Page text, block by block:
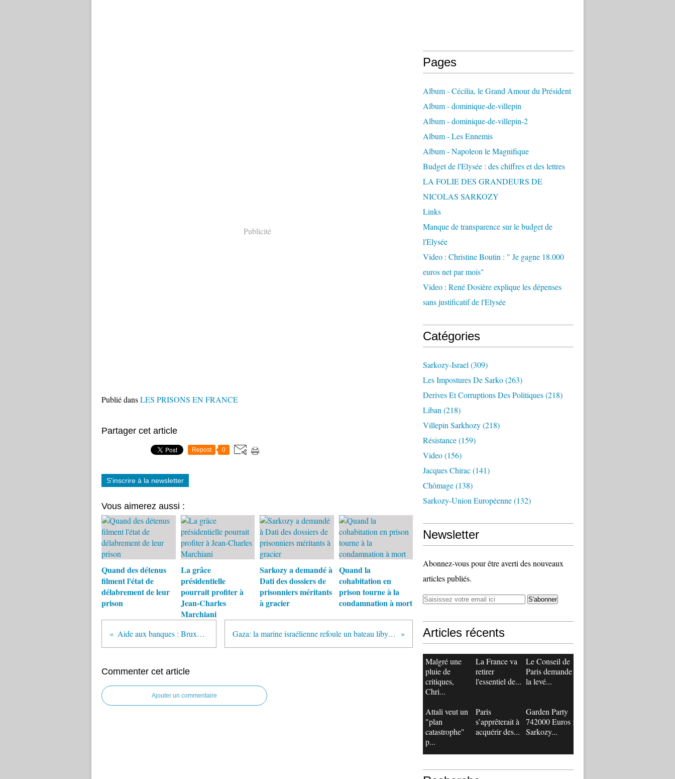
Publicité
Publié dansLES PRISONS EN FRANCE
Partager cet article
Repost 0
S'inscrire à la newsletter
Vous aimerez aussi :
Quand des détenus
filment l'état de
délabrement de leur
prison
La grâce
présidentielle
pourrait profiter à
Jean-Charles
Marchiani
Sarkozy a demandé à
Dati des dossiers de
prisonniers méritants
à gracier
Quand la
cohabitation en
prison tourne à la
condamnation à mort
Aide aux banques : Bruxelles affronte Paris Gaza: la marine israélienne refoule un bateau libyen chargé d'aide humanitaire
Commenter cet article
Ajouter un commentaire
Pages
Album - Cécilia, le Grand Amour du Président
Album - dominique-de-villepin
Album - dominique-de-villepin-2
Album - Les Ennemis
Album - Napoleon le Magnifique
Budget de l'Elysée : des chiffres et des lettres
LA FOLIE DES GRANDEURS DE
NICOLAS SARKOZY
Links
Manque de transparence sur le budget de
l'Elysée
Video : Christine Boutin : " Je gagne 18.000
euros net par mois"
Video : René Dosière explique les dépenses
sans justificatif de l'Elysée
Catégories
Sarkozy-Israel (309)
Les Impostures De Sarko(263)
Derives Et Corruptions Des Politiques(218)
Liban (218)
Villepin Sarkhozy(218)
Résistance(159)
Video(156)
Jacques Chirac(141)
Chômage(138)
Sarkozy-Union Européenne(132)
Newsletter
Abonnez-vous pour être averti des nouveaux
articles publiés.
Articles récents
Malgré une
pluie de
critiques,
Chri...
La France va
retirer
l'essentiel de...
Le Conseil de
Paris demande
la levé...
Attali veut un
"plan
catastrophe"
p...
Paris
s’apprêterait à
acquérir des...
Garden Party
742000 Euros :
Sarkozy...